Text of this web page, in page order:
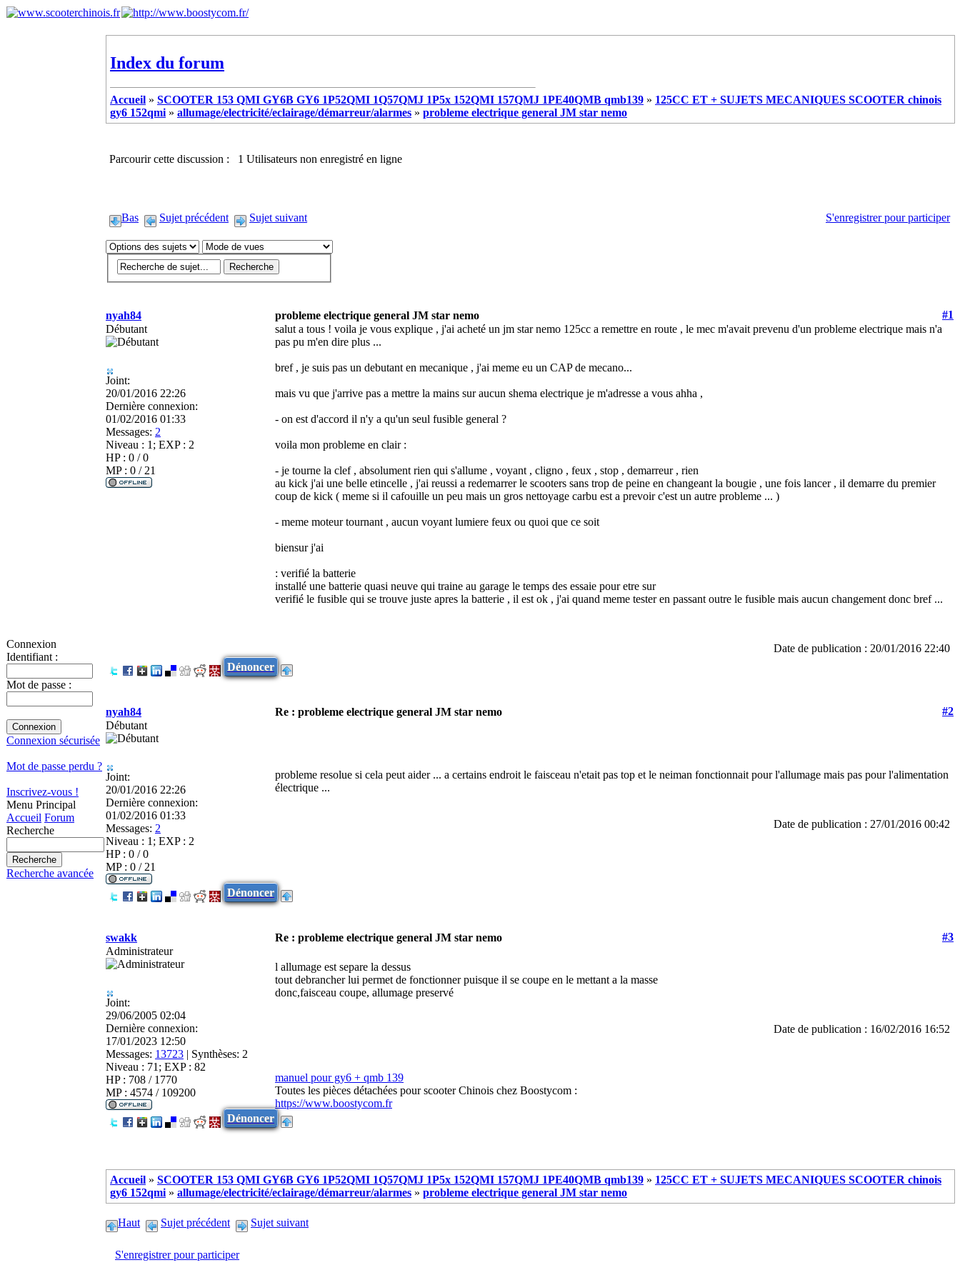
Connexion
Identifiant :
Mot de passe :
Connexion sécurisée
Mot de passe perdu ?
Inscrivez-vous !
Menu Principal
Accueil Forum
Recherche
Recherche avancée
Index du forum
Accueil » SCOOTER 153 QMI GY6B GY6 1P52QMI 1Q57QMJ 1P5x 152QMI 157QMJ 1PE40QMB qmb139 » 125CC ET + SUJETS MECANIQUES SCOOTER chinois
gy6 152qmi » allumage/electricité/eclairage/démarreur/alarmes » probleme electrique general JM star nemo
Parcourir cette discussion : 1 Utilisateurs non enregistré en ligne
Bas Sujet précédent Sujet suivant S'enregistrer pour participer
nyah84 probleme electrique general JM star nemo
#1
Débutant
Joint:
20/01/2016 22:26
Dernière connexion:
01/02/2016 01:33
Messages: 2
Niveau : 1; EXP : 2
HP : 0 / 0
MP : 0 / 21
salut a tous ! voila je vous explique , j'ai acheté un jm star nemo 125cc a remettre en route , le mec m'avait prevenu d'un probleme electrique mais n'a
pas pu m'en dire plus ...
bref , je suis pas un debutant en mecanique , j'ai meme eu un CAP de mecano...
mais vu que j'arrive pas a mettre la mains sur aucun shema electrique je m'adresse a vous ahha ,
- on est d'accord il n'y a qu'un seul fusible general ?
voila mon probleme en clair :
- je tourne la clef , absolument rien qui s'allume , voyant , cligno , feux , stop , demarreur , rien
au kick j'ai une belle etincelle , j'ai reussi a redemarrer le scooters sans trop de peine en changeant la bougie , une fois lancer , il demarre du premier
coup de kick ( meme si il cafouille un peu mais un gros nettoyage carbu est a prevoir c'est un autre probleme ... )
- meme moteur tournant , aucun voyant lumiere feux ou quoi que ce soit
biensur j'ai
: verifié la batterie
installé une batterie quasi neuve qui traine au garage le temps des essaie pour etre sur
verifié le fusible qui se trouve juste apres la batterie , il est ok , j'ai quand meme tester en passant outre le fusible mais aucun changement donc bref ...
Date de publication : 20/01/2016 22:40
Dénoncer
nyah84 Re : probleme electrique general JM star nemo
#2
Débutant
Joint:
20/01/2016 22:26
Dernière connexion:
01/02/2016 01:33
Messages: 2
Niveau : 1; EXP : 2
HP : 0 / 0
MP : 0 / 21
probleme resolue si cela peut aider ... a certains endroit le faisceau n'etait pas top et le neiman fonctionnait pour l'allumage mais pas pour l'alimentation
électrique ...
Date de publication : 27/01/2016 00:42
Dénoncer
swakk Re : probleme electrique general JM star nemo
#3
Administrateur
Joint:
29/06/2005 02:04
Dernière connexion:
17/01/2023 12:50
Messages: 13723 | Synthèses: 2
Niveau : 71; EXP : 82
HP : 708 / 1770
MP : 4574 / 109200
l allumage est separe la dessus
tout debrancher lui permet de fonctionner puisque il se coupe en le mettant a la masse
donc,faisceau coupe, allumage preservé
Date de publication : 16/02/2016 16:52
manuel pour gy6 + qmb 139
Toutes les pièces détachées pour scooter Chinois chez Boostycom :
https://www.boostycom.fr
Dénoncer
Accueil » SCOOTER 153 QMI GY6B GY6 1P52QMI 1Q57QMJ 1P5x 152QMI 157QMJ 1PE40QMB qmb139 » 125CC ET + SUJETS MECANIQUES SCOOTER chinois
gy6 152qmi » allumage/electricité/eclairage/démarreur/alarmes » probleme electrique general JM star nemo
Haut Sujet précédent Sujet suivant
S'enregistrer pour participer